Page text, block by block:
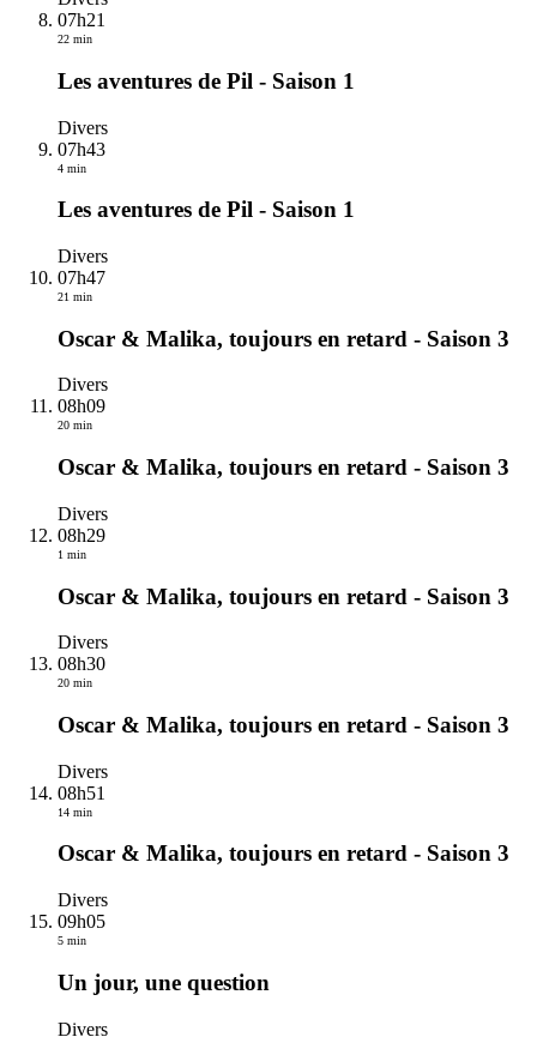
07h21
22 min
Les aventures de Pil - Saison 1
Divers
07h43
4 min
Les aventures de Pil - Saison 1
Divers
07h47
21 min
Oscar & Malika, toujours en retard - Saison 3
Divers
08h09
20 min
Oscar & Malika, toujours en retard - Saison 3
Divers
08h29
1 min
Oscar & Malika, toujours en retard - Saison 3
Divers
08h30
20 min
Oscar & Malika, toujours en retard - Saison 3
Divers
08h51
14 min
Oscar & Malika, toujours en retard - Saison 3
Divers
09h05
5 min
Un jour, une question
Divers